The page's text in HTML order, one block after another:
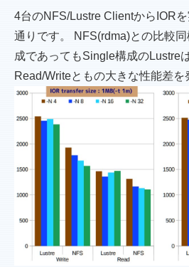
4台のNFS/Lustre ClientからIOR
通りです。 NFS(rdma)との比較
成であってもSingle構成のLustre
Read/Writeともの大きな性能差を